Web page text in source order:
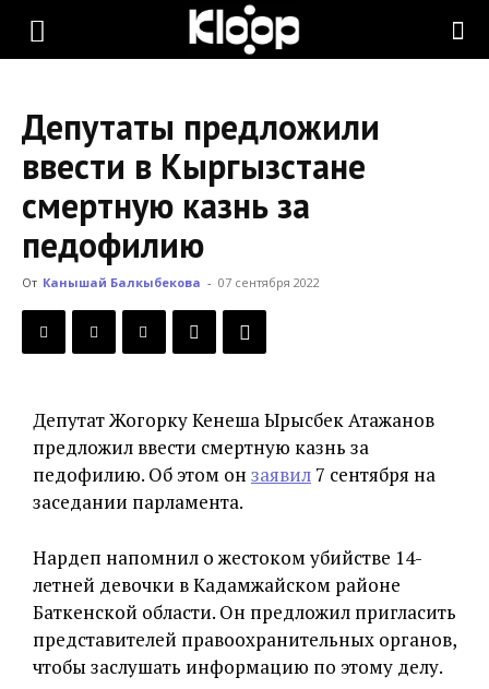
KLOOP.KG
Новости
Кыргызстана
Депутаты предложили
ввести в Кыргызстане
смертную казнь за
педофилию
От Канышай Балкыбекова - 07 сентября 2022
Депутат Жогорку Кенеша Ырысбек Атажанов
предложил ввести смертную казнь за
педофилию. Об этом он заявил 7 сентября на
заседании парламента.
Нардеп напомнил о жестоком убийстве 14-
летней девочки в Кадамжайском районе
Баткенской области. Он предложил пригласить
представителей правоохранительных органов,
чтобы заслушать информацию по этому делу.